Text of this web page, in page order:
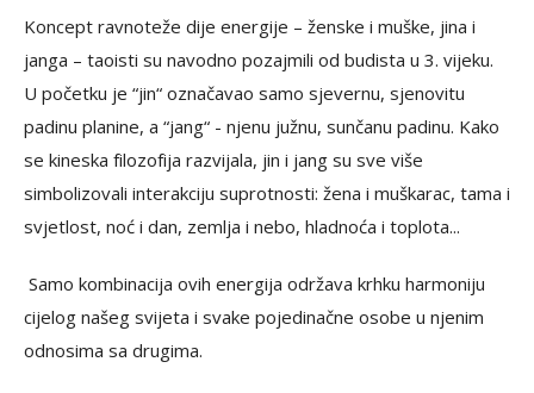
Koncept ravnoteže dije energije – ženske i muške, jina i
janga – taoisti su navodno pozajmili od budista u 3. vijeku.
U početku je “jin“ označavao samo sjevernu, sjenovitu
padinu planine, a “jang“ - njenu južnu, sunčanu padinu. Kako
se kineska filozofija razvijala, jin i jang su sve više
simbolizovali interakciju suprotnosti: žena i muškarac, tama i
svjetlost, noć i dan, zemlja i nebo, hladnoća i toplota...
Samo kombinacija ovih energija održava krhku harmoniju
cijelog našeg svijeta i svake pojedinačne osobe u njenim
odnosima sa drugima.